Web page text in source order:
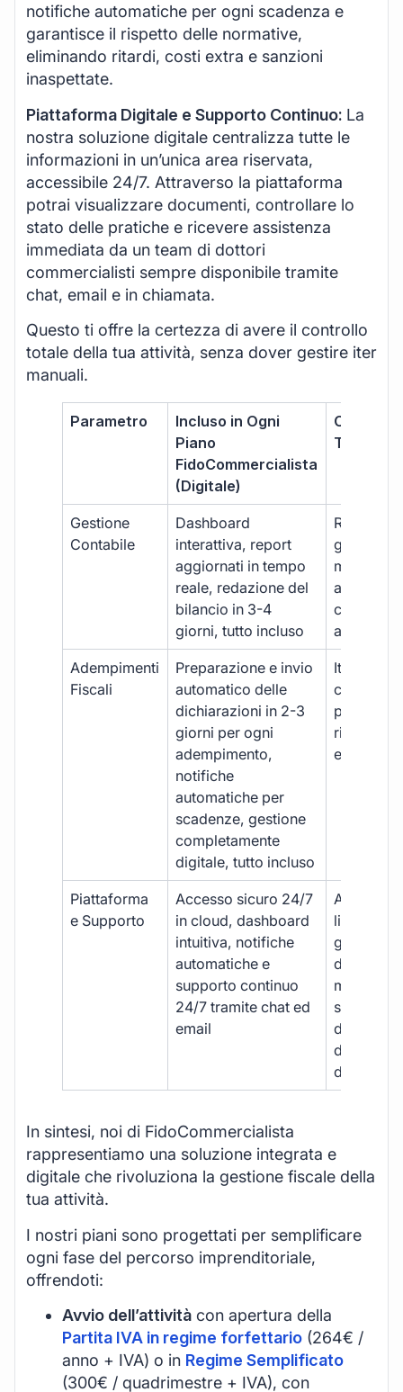
notifiche automatiche per ogni scadenza e
garantisce il rispetto delle normative,
eliminando ritardi, costi extra e sanzioni
inaspettate.
Piattaforma Digitale e Supporto Continuo: La
nostra soluzione digitale centralizza tutte le
informazioni in un’unica area riservata,
accessibile 24/7. Attraverso la piattaforma
potrai visualizzare documenti, controllare lo
stato delle pratiche e ricevere assistenza
immediata da un team di dottori
commercialisti sempre disponibile tramite
chat, email e in chiamata.
Questo ti offre la certezza di avere il controllo
totale della tua attività, senza dover gestire iter
manuali.
Parametro
Incluso in Ogni
Piano
FidoCommercialista
(Digitale)
Gestione
Contabile
Dashboard
interattiva, report
aggiornati in tempo
reale, redazione del
bilancio in 3-4
giorni, tutto incluso
Report
gestione
manuale,
con
aggiuntivi
Adempimenti
Fiscali
Preparazione e invio
automatico delle
dichiarazioni in 2-3
giorni per ogni
adempimento,
notifiche
automatiche per
scadenze, gestione
completamente
digitale, tutto incluso
Iter
costi
per ogni
rischio di
e
Piattaforma
e Supporto
Accesso sicuro 24/7
in cloud, dashboard
intuitiva, notifiche
automatiche e
supporto continuo
24/7 tramite chat ed
email
Accesso
limitato,
gestione
manuale,
supporto
durante
d’ufficio.
In sintesi, noi di FidoCommercialista
rappresentiamo una soluzione integrata e
digitale che rivoluziona la gestione fiscale della
tua attività.
I nostri piani sono progettati per semplificare
ogni fase del percorso imprenditoriale,
offrendoti:
Avvio dell’attività con apertura della
Partita IVA in regime forfettario (264€ /
anno + IVA) o in Regime Semplificato
(300€ / quadrimestre + IVA), con